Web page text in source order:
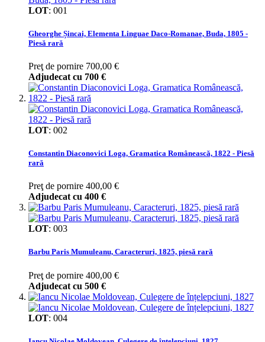
LOT: 001
Gheorghe Șincai, Elementa Linguae Daco-Romanae, Buda, 1805 -
Piesă rară
Preţ de pornire 700,00 €
Adjudecat cu 700 €
LOT: 002
Constantin Diaconovici Loga, Gramatica Românească, 1822 - Piesă
rară
Preţ de pornire 400,00 €
Adjudecat cu 400 €
LOT: 003
Barbu Paris Mumuleanu, Caracteruri, 1825, piesă rară
Preţ de pornire 400,00 €
Adjudecat cu 500 €
LOT: 004